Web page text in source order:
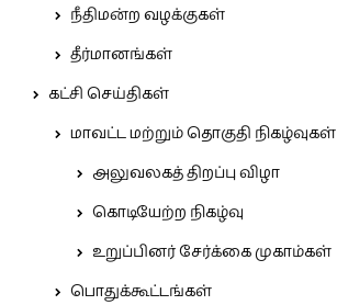
நீதிமன்ற வழக்குகள்
தீர்மானங்கள்
கட்சி செய்திகள்
மாவட்ட மற்றும் தொகுதி நிகழ்வுகள்
அலுவலகத் திறப்பு விழா
கொடியேற்ற நிகழ்வு
உறுப்பினர் சேர்க்கை முகாம்கள்
பொதுக்கூட்டங்கள்